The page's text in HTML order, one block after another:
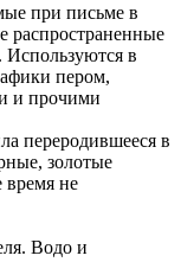
при письме в
распространенные
в
пером,
и прочими
переродившееся в
золотые
время не
Водо и